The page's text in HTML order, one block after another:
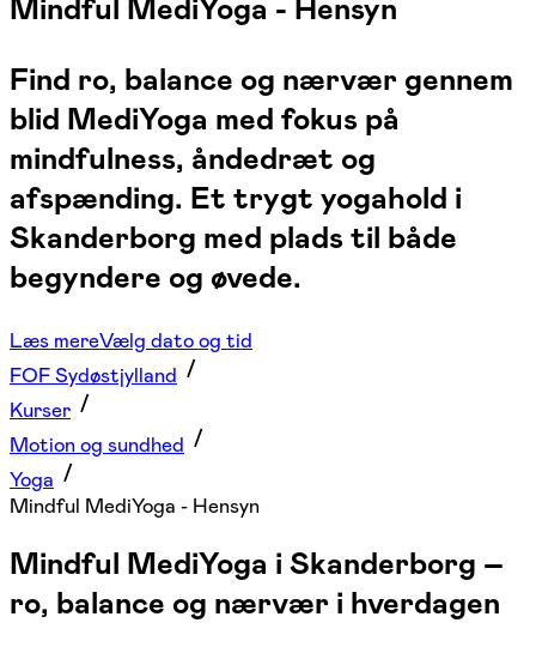
Mindful MediYoga - Hensyn
Find ro, balance og nærvær gennem
blid MediYoga med fokus på
mindfulness, åndedræt og
afspænding. Et trygt yogahold i
Skanderborg med plads til både
begyndere og øvede.
Læs mereVælg dato og tid
FOF Sydøstjylland
Kurser
Motion og sundhed
Yoga
Mindful MediYoga - Hensyn
Mindful MediYoga i Skanderborg –
ro, balance og nærvær i hverdagen